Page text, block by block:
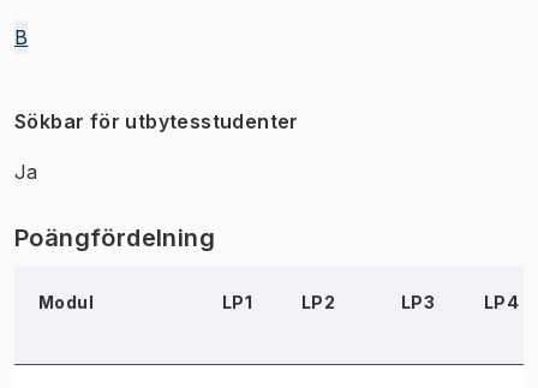
B
Sökbar för utbytesstudenter
Ja
Poängfördelning
Modul LP1 LP2 LP3 LP4